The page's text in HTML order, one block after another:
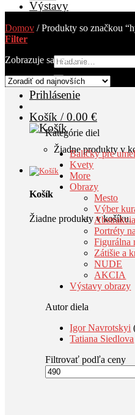
Výstavy
Blog
Hľadať:
Prihlásenie
Košík /0.00 €
Žiadne produkty v
Košík
Žiadne produkty v košíku.
Domov /Produkty so značkou
Filter
Zobrazuje sa všetkych 17
Kategórie diel
Balíčky pre
Kvety
More
Obrazy
Mesto
Výber
Abstrakcia
Portréty
Figurálna
Zátišie a
NUDE
AKCIA
Výstavy obrazy
Autor diela
Igor Navrotskyi
Tatiana Siedlova
Filtrovať podľa ceny
Minimálna
cena